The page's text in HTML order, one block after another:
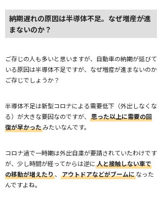
納期遅れの原因は半導体不足。なぜ増産が進
まないのか？
ご存じの人も多いと思いますが、自動車の納期が延びて
いる原因は半導体不足ですが、なぜ増産が進まないのか
ご存じでしょうか？
半導体不足は新型コロナによる需要低下（外出しなくな
る）が大きな要因なのですが、
思った以上に需要の回
復が早かったみたいなんです。
コロナ過で一時期は外出自粛が要請されていたわけです
が、少し時間が経ってからは逆に 人と接触しない車で
の移動が増えたり、 アウトドアなどがブームになった
んですよね。